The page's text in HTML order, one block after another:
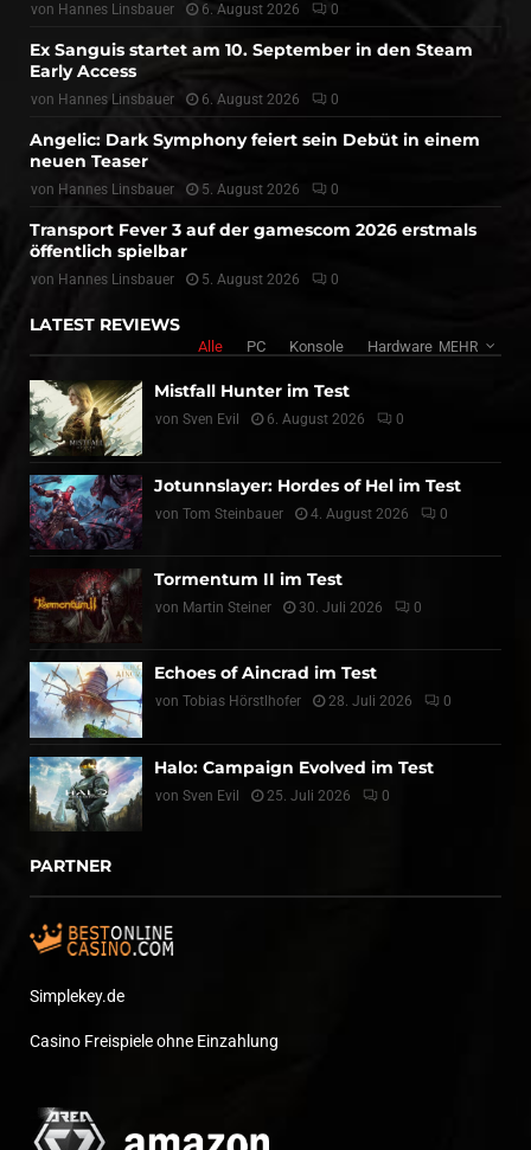
von Hannes Linsbauer 6. August 2026 0
Ex Sanguis startet am 10. September in den Steam
Early Access
von Hannes Linsbauer 6. August 2026 0
Angelic: Dark Symphony feiert sein Debüt in einem
neuen Teaser
von Hannes Linsbauer 5. August 2026 0
Transport Fever 3 auf der gamescom 2026 erstmals
öffentlich spielbar
von Hannes Linsbauer 5. August 2026 0
LATEST REVIEWS
Alle PC Konsole Hardware MEHR
Mistfall Hunter im Test
von Sven Evil 6. August 2026 0
Jotunnslayer: Hordes of Hel im Test
von Tom Steinbauer 4. August 2026 0
Tormentum II im Test
von Martin Steiner 30. Juli 2026 0
Echoes of Aincrad im Test
von Tobias Hörstlhofer 28. Juli 2026 0
Halo: Campaign Evolved im Test
von Sven Evil 25. Juli 2026 0
PARTNER
Simplekey.de
Casino Freispiele ohne Einzahlung